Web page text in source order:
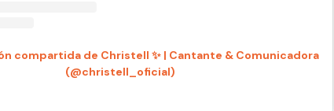
compartida de Christell ✨ | Cantante & Comunicadora
(@christell_oficial)